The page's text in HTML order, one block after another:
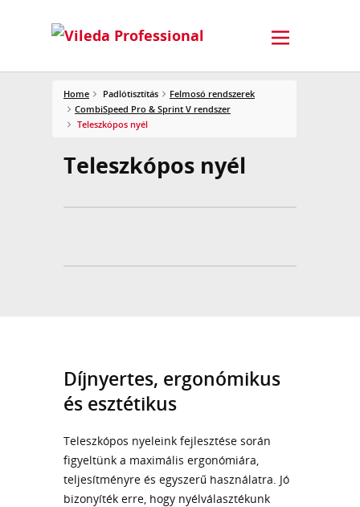
Home Padlótisztítás
Felmosó rendszerek
CombiSpeed Pro & Sprint V rendszer
Teleszkópos nyél
Teleszkópos nyél
Díjnyertes, ergonómikus
és esztétikus
Teleszkópos nyeleink fejlesztése során
figyeltünk a maximális ergonómiára,
teljesítményre és egyszerű használatra. Jó
bizonyíték erre, hogy nyélválasztékunk